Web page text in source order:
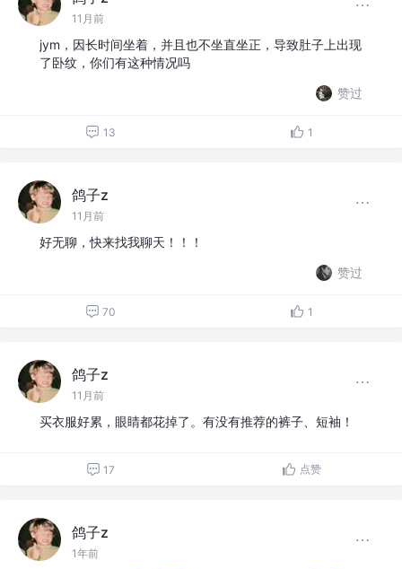
11月前
jym，因长时间坐着，并且也不坐直坐正，导致肚子上出现
了卧纹，你们有这种情况吗
赞过
13 1
鸽子z
11月前
好无聊，快来找我聊天！！！
赞过
70 1
鸽子z
11月前
买衣服好累，眼睛都花掉了。有没有推荐的裤子、短袖！
17 点赞
鸽子z
1年前